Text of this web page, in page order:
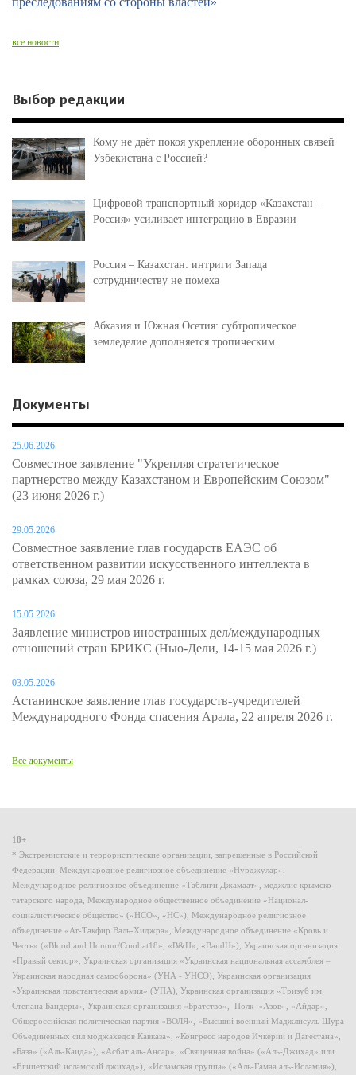
все новости
Выбор редакции
Кому не даёт покоя укрепление оборонных связей
Узбекистана с Россией?
Цифровой транспортный коридор «Казахстан –
Россия» усиливает интеграцию в Евразии
Россия – Казахстан: интриги Запада
сотрудничеству не помеха
Абхазия и Южная Осетия: субтропическое
земледелие дополняется тропическим
Документы
25.06.2026
Совместное заявление "Укрепляя стратегическое
партнерство между Казахстаном и Европейским Союзом"
(23 июня 2026 г.)
29.05.2026
Совместное заявление глав государств ЕАЭС об
ответственном развитии искусственного интеллекта в
рамках союза, 29 мая 2026 г.
15.05.2026
Заявление министров иностранных дел/международных
отношений стран БРИКС (Нью-Дели, 14-15 мая 2026 г.)
03.05.2026
Астанинское заявление глав государств-учредителей
Международного Фонда спасения Арала, 22 апреля 2026 г.
Все документы
18+
* Экстремистские и террористические организации, запрещенные в Российской
Федерации: Международное религиозное объединение «Нурджулар»,
Международное религиозное объединение «Таблиги Джамаат», меджлис крымско-
татарского народа, Международное общественное объединение «Национал-
социалистическое общество» («НСО», «НС»), Международное религиозное
объединение «Ат-Такфир Валь-Хиджра», Международное объединение «Кровь и
Честь» («Blood and Honour/Combat18», «B&H», «BandH»), Украинская организация
«Правый сектор», Украинская организация «Украинская национальная ассамблея –
Украинская народная самооборона» (УНА - УНСО), Украинская организация
«Украинская повстанческая армия» (УПА), Украинская организация «Тризуб им.
Степана Бандеры», Украинская организация «Братство», Полк «Азов», «Айдар»,
Общероссийская политическая партия «ВОЛЯ», «Высший военный Маджлисуль Шура
Объединенных сил моджахедов Кавказа», «Конгресс народов Ичкерии и Дагестана»,
«База» («Аль-Каида»), «Асбат аль-Ансар», «Священная война» («Аль-Джихад» или
«Египетский исламский джихад»), «Исламская группа» («Аль-Гамаа аль-Исламия»),